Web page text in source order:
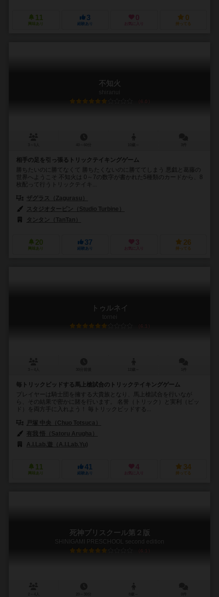
11
興味あり
3
経験あり
0
お気に入り
0
持ってる
不知火
shiranui
6.0
相手の足を引っ張るトリックテイキングゲーム
勝ちたいのに勝てなくて 勝ちたくないのに勝ててしまう 悪戯と葛藤の
世界へようこそ 不知火は 0～7の数字が書かれた5種類のカードから、8
枚配って行うトリックテイキ...
ザグラス（Zagurasu）
スタジオタービン（Studio Turbine）
タンタン（TanTan）
20
興味あり
37
経験あり
3
お気に入り
26
持ってる
トゥルネイ
tornei
6.1
毎トリックビッドする馬上槍試合のトリックテイキングゲーム
プレイヤーは騎士団を擁する大貴族となり、馬上槍試合を行いなが
ら、その結果で密かに賭を行います。 名誉（トリック）と実利（ビッ
ド）を両方手に入れよう！ 毎トリックビッドする...
戸塚 中央（Chuo Totsuca）
有我 悟（Satoru Arugha）
A.I.Lab.遊（A.I.Lab.Yu)
11
興味あり
41
経験あり
4
お気に入り
34
持ってる
死神プリスクール第２版
SHINIGAMI PRESCHOOL second edition
6.1